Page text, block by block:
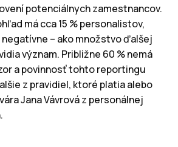
potenciálnych zamestnancov.
má cca 15 % personalistov,
negatívne – ako množstvo ďalšej
význam. Približne 60 % nemá
a povinnosť tohto reportingu
z pravidiel, ktoré platia alebo
Jana Vávrová z personálnej